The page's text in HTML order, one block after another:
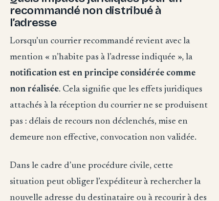
recommandé non distribué à
l’adresse
Lorsqu’un courrier recommandé revient avec la
mention « n’habite pas à l’adresse indiquée », la
notification est en principe considérée comme
non réalisée. Cela signifie que les effets juridiques
attachés à la réception du courrier ne se produisent
pas : délais de recours non déclenchés, mise en
demeure non effective, convocation non validée.
Dans le cadre d’une procédure civile, cette
situation peut obliger l’expéditeur à rechercher la
nouvelle adresse du destinataire ou à recourir à des